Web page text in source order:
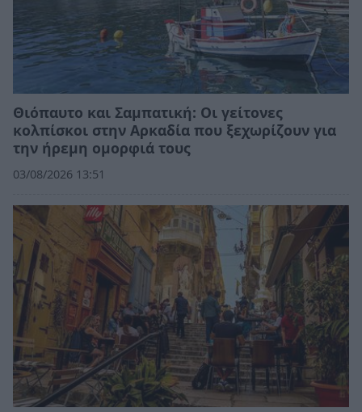
Θιόπαυτο και Σαμπατική: Οι γείτονες
κολπίσκοι στην Αρκαδία που ξεχωρίζουν για
την ήρεμη ομορφιά τους
03/08/2026 13:51